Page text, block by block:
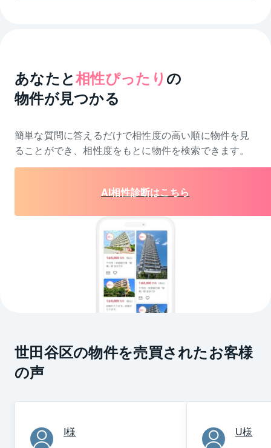
あなたと相性ぴったり の
物件が見つかる
簡単な質問に答えるだけで相性度の高い順に物件を 見
ることができ、相性度をもとに物件を検索できます。
AI相性診断はこちら
世田谷区の物件を売買されたお客様
の声
I様 U様